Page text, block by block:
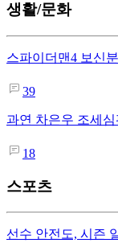
생활/문화
스파이더맨4 보신
39
과연 차은우 조세
18
스포츠
선수 안전도, 시즌